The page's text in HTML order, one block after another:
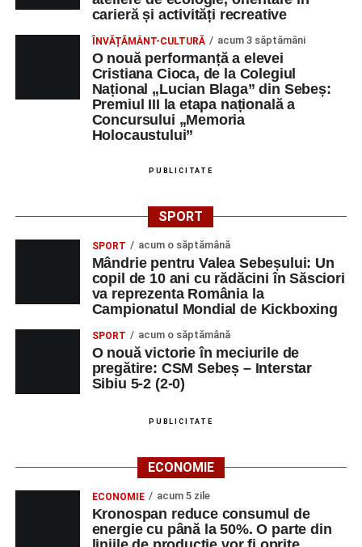
carieră și activități recreative
ÎNVĂȚĂMÂNT-CULTURĂ acum 3 săptămâni
O nouă performanță a elevei
Cristiana Cioca, de la Colegiul
Național „Lucian Blaga” din Sebeș:
Premiul III la etapa națională a
Concursului „Memoria
Holocaustului”
PUBLICITATE
SPORT
SPORT acum o săptămână
Mândrie pentru Valea Sebeșului: Un
copil de 10 ani cu rădăcini în Săsciori
va reprezenta România la
Campionatul Mondial de Kickboxing
SPORT acum o săptămână
O nouă victorie în meciurile de
pregătire: CSM Sebeș – Interstar
Sibiu 5-2 (2-0)
PUBLICITATE
ECONOMIE
ECONOMIE acum 5 zile
Kronospan reduce consumul de
energie cu până la 50%. O parte din